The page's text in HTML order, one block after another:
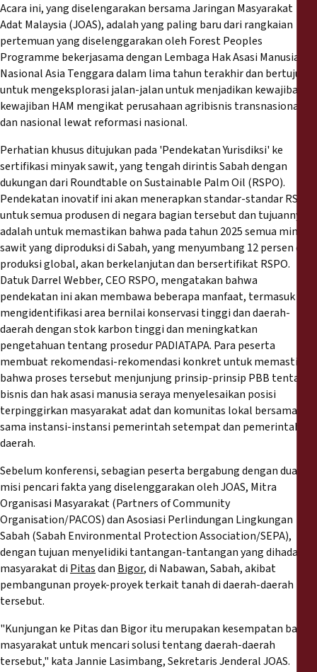
Acara ini, yang diselengarakan bersama Jaringan Masyarakat
Adat Malaysia (JOAS), adalah yang paling baru dari rangkaian
pertemuan yang diselenggarakan oleh Forest Peoples
Programme bekerjasama dengan Lembaga Hak Asasi Manusia
Nasional Asia Tenggara dalam lima tahun terakhir dan bertujuan
untuk mengeksplorasi jalan-jalan untuk menjadikan kewajiban-
kewajiban HAM mengikat perusahaan agribisnis transnasional
dan nasional lewat reformasi nasional.
Perhatian khusus ditujukan pada 'Pendekatan Yurisdiksi' ke
sertifikasi minyak sawit, yang tengah dirintis Sabah dengan
dukungan dari Roundtable on Sustainable Palm Oil (RSPO).
Pendekatan inovatif ini akan menerapkan standar-standar RSPO
untuk semua produsen di negara bagian tersebut dan tujuannya
adalah untuk memastikan bahwa pada tahun 2025 semua minyak
sawit yang diproduksi di Sabah, yang menyumbang 12 persen dari
produksi global, akan berkelanjutan dan bersertifikat RSPO.
Datuk Darrel Webber, CEO RSPO, mengatakan bahwa
pendekatan ini akan membawa beberapa manfaat, termasuk
mengidentifikasi area bernilai konservasi tinggi dan daerah-
daerah dengan stok karbon tinggi dan meningkatkan
pengetahuan tentang prosedur PADIATAPA. Para peserta
membuat rekomendasi-rekomendasi konkret untuk memastikan
bahwa proses tersebut menjunjung prinsip-prinsip PBB tentang
bisnis dan hak asasi manusia seraya menyelesaikan posisi
terpinggirkan masyarakat adat dan komunitas lokal bersama-
sama instansi-instansi pemerintah setempat dan pemerintah
daerah.
Sebelum konferensi, sebagian peserta bergabung dengan dua
misi pencari fakta yang diselenggarakan oleh JOAS, Mitra
Organisasi Masyarakat (Partners of Community
Organisation/PACOS) dan Asosiasi Perlindungan Lingkungan
Sabah (Sabah Environmental Protection Association/SEPA),
dengan tujuan menyelidiki tantangan-tantangan yang dihadapi
masyarakat di Pitasdan Bigor, di Nabawan, Sabah, akibat
pembangunan proyek-proyek terkait tanah di daerah-daerah
tersebut.
"Kunjungan ke Pitas dan Bigor itu merupakan kesempatan bagi
masyarakat untuk mencari solusi tentang daerah-daerah
tersebut," kata Jannie Lasimbang, Sekretaris Jenderal JOAS.